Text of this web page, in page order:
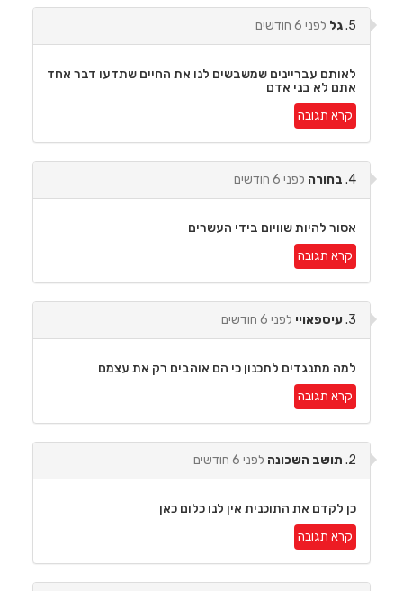
גללפני 6 חודשים
לאותם עבריינים שמשבשים לנו את החיים שתדעו דבר אחד
אתם לא בני אדם
קרא תגובה
בחורה לפני 6 חודשים
אסור להיות שוויום בידי העשרים
קרא תגובה
עיספאויילפני 6 חודשים
למה מתנגדים לתכנון כי הם אוהבים רק את עצמם
קרא תגובה
תושב השכונהלפני 6 חודשים
כן לקדם את התוכנית אין לנו כלום כאן
קרא תגובה